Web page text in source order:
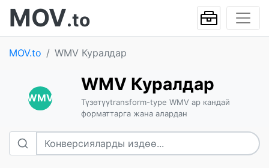
MOV.to
MOV.to WMV Куралдар
WMV
WMV Куралдар
Түзөтүүtransform-type WMV ар кандай
форматтарга жана алардан